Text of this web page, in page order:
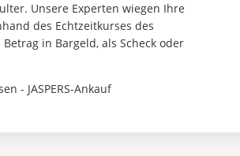
Unsere Experten wiegen Ihre
des Echtzeitkurses des
in Bargeld, als Scheck oder
- JASPERS-Ankauf